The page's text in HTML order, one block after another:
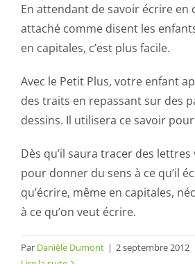
En attendant de savoir écrire en
attaché comme disent les
en capitales, c’est plus facile.
Avec le Petit Plus, votre enfant
des traits en repassant sur des
dessins. Il utilisera ce savoir
Dès qu’il saura tracer des
pour donner du sens à ce qu’il
qu’écrire, même en capitales,
à ce qu’on veut écrire.
Par Danièle Dumont | 2 septembre 2012